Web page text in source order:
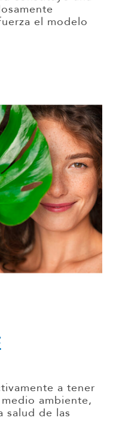
el modelo
a tener
ambiente,
salud de las